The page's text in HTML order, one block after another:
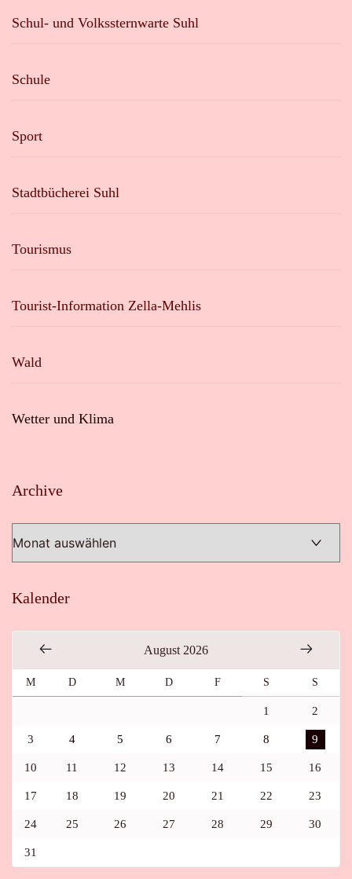
Schul- und Volkssternwarte Suhl
Schule
Sport
Stadtbücherei Suhl
Tourismus
Tourist-Information Zella-Mehlis
Wald
Wetter und Klima
Archive
Kalender
August 2026
M D M D F S S
1 2
3 4 5 6 7 8 9
10 11 12 13 14 15 16
17 18 19 20 21 22 23
24 25 26 27 28 29 30
31